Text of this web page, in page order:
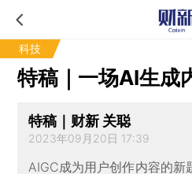
科技
特稿｜一场AI生成
特稿｜财新 关聪
2023年09月20日 17:39
AIGC成为用户创作内容的新